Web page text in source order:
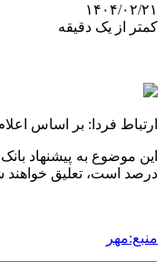
۱۴۰۴/۰۲/۲۱
کمتر از یک دقیقه
ارتباط فردا: بر اساس اعلام
این موضوع به پیشنهاد
درصد است، تعلیق خواهند
منبع:مهر